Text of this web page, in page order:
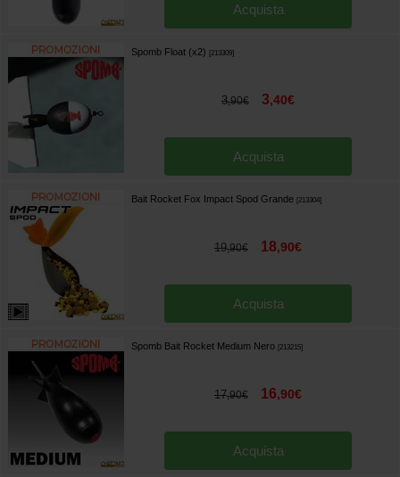
Acquista
Spomb Float (x2) [213309]
3,90€ 3,40€
Acquista
Bait Rocket Fox Impact Spod Grande [213304]
19,90€ 18,90€
Acquista
Spomb Bait Rocket Medium Nero [213215]
17,90€ 16,90€
Acquista